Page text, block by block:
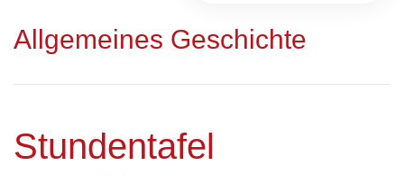
Allgemeines Geschichte
Stundentafel